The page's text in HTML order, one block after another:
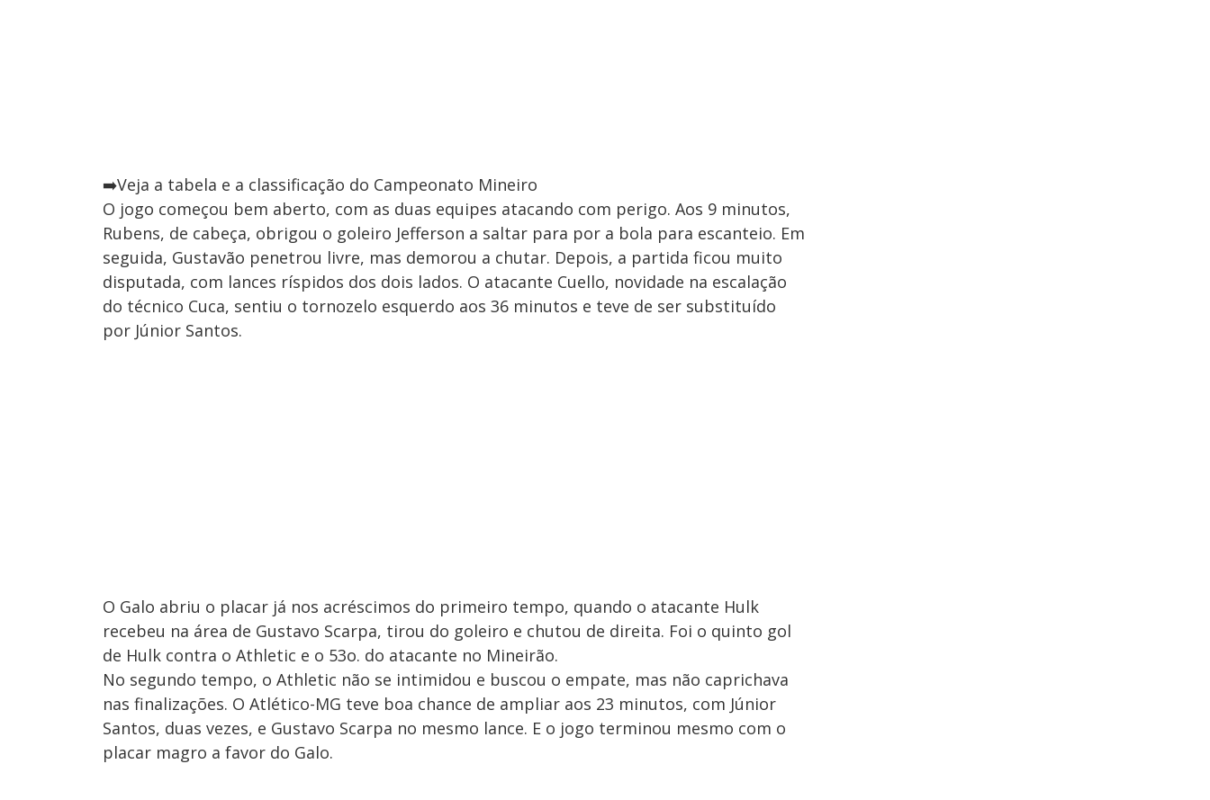
➡️Veja a tabela e a classificação do Campeonato Mineiro
O jogo começou bem aberto, com as duas equipes atacando com perigo. Aos 9 minutos,
Rubens, de cabeça, obrigou o goleiro Jefferson a saltar para por a bola para escanteio. Em
seguida, Gustavão penetrou livre, mas demorou a chutar. Depois, a partida ficou muito
disputada, com lances ríspidos dos dois lados. O atacante Cuello, novidade na escalação
do técnico Cuca, sentiu o tornozelo esquerdo aos 36 minutos e teve de ser substituído
por Júnior Santos.
O Galo abriu o placar já nos acréscimos do primeiro tempo, quando o atacante Hulk
recebeu na área de Gustavo Scarpa, tirou do goleiro e chutou de direita. Foi o quinto gol
de Hulk contra o Athletic e o 53o. do atacante no Mineirão.
No segundo tempo, o Athletic não se intimidou e buscou o empate, mas não caprichava
nas finalizações. O Atlético-MG teve boa chance de ampliar aos 23 minutos, com Júnior
Santos, duas vezes, e Gustavo Scarpa no mesmo lance. E o jogo terminou mesmo com o
placar magro a favor do Galo.